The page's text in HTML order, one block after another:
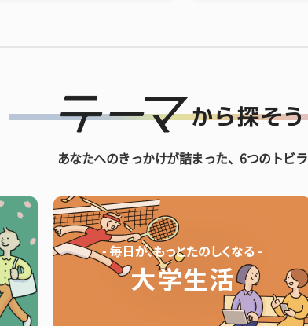
あなたへのきっかけが詰まった、6つのトビラ